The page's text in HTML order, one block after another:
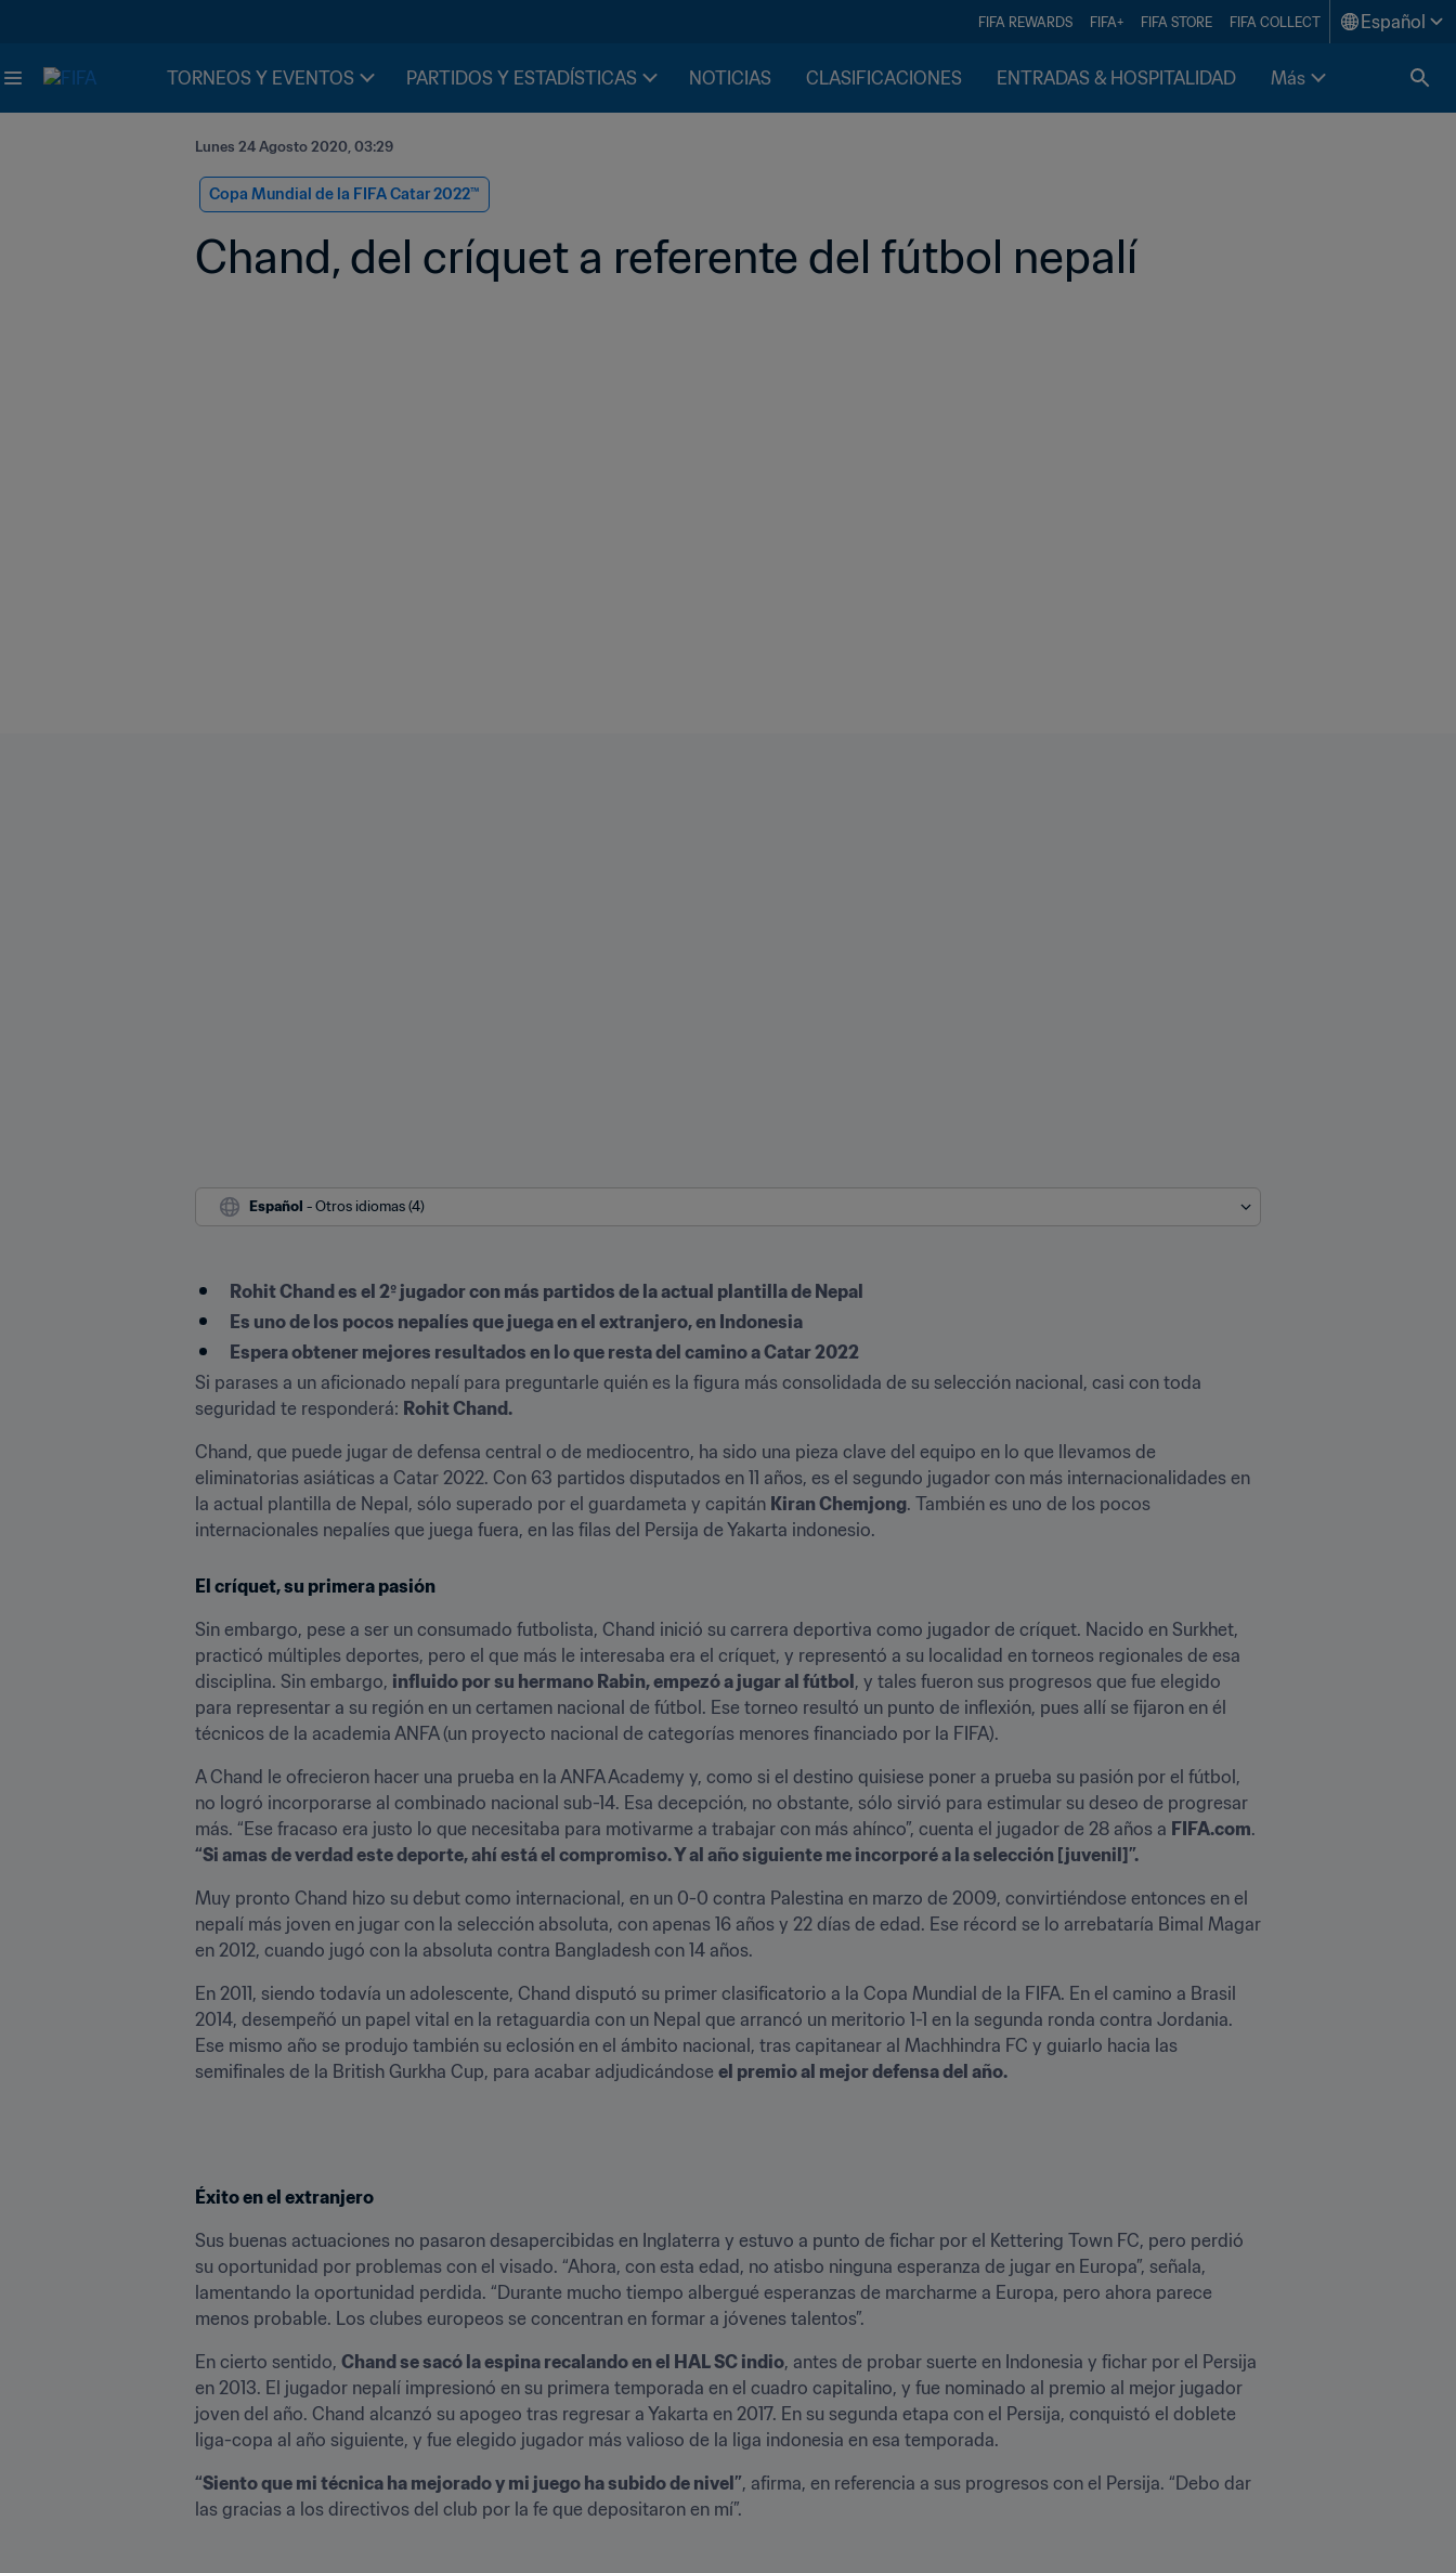
FIFA REWARDS FIFA+ FIFA STORE FIFA COLLECT Español
TORNEOS Y EVENTOS PARTIDOS Y ESTADÍSTICAS NOTICIAS CLASIFICACIONES ENTRADAS & HOSPITALIDAD Más
Lunes 24 Agosto 2020, 03:29
Copa Mundial de la FIFA Catar 2022™
Chand, del críquet a referente del fútbol nepalí
Español - Otros idiomas (4)
Rohit Chand es el 2º jugador con más partidos de la actual plantilla de Nepal
Es uno de los pocos nepalíes que juega en el extranjero, en Indonesia
Espera obtener mejores resultados en lo que resta del camino a Catar 2022
Si parases a un aficionado nepalí para preguntarle quién es la figura más consolidada de su selección nacional, casi con toda
seguridad te responderá: Rohit Chand.
Chand, que puede jugar de defensa central o de mediocentro, ha sido una pieza clave del equipo en lo que llevamos de
eliminatorias asiáticas a Catar 2022. Con 63 partidos disputados en 11 años, es el segundo jugador con más internacionalidades en
la actual plantilla de Nepal, sólo superado por el guardameta y capitán Kiran Chemjong. También es uno de los pocos
internacionales nepalíes que juega fuera, en las filas del Persija de Yakarta indonesio.
El críquet, su primera pasión
Sin embargo, pese a ser un consumado futbolista, Chand inició su carrera deportiva como jugador de críquet. Nacido en Surkhet,
practicó múltiples deportes, pero el que más le interesaba era el críquet, y representó a su localidad en torneos regionales de esa
disciplina. Sin embargo, influido por su hermano Rabin, empezó a jugar al fútbol, y tales fueron sus progresos que fue elegido
para representar a su región en un certamen nacional de fútbol. Ese torneo resultó un punto de inflexión, pues allí se fijaron en él
técnicos de la academia ANFA (un proyecto nacional de categorías menores financiado por la FIFA).
A Chand le ofrecieron hacer una prueba en la ANFA Academy y, como si el destino quisiese poner a prueba su pasión por el fútbol,
no logró incorporarse al combinado nacional sub-14. Esa decepción, no obstante, sólo sirvió para estimular su deseo de progresar
más. “Ese fracaso era justo lo que necesitaba para motivarme a trabajar con más ahínco”, cuenta el jugador de 28 años a FIFA.com
“Si amas de verdad este deporte, ahí está el compromiso. Y al año siguiente me incorporé a la selección [juvenil]”.
Muy pronto Chand hizo su debut como internacional, en un 0-0 contra Palestina en marzo de 2009, convirtiéndose entonces en el
nepalí más joven en jugar con la selección absoluta, con apenas 16 años y 22 días de edad. Ese récord se lo arrebataría Bimal Magar
en 2012, cuando jugó con la absoluta contra Bangladesh con 14 años.
En 2011, siendo todavía un adolescente, Chand disputó su primer clasificatorio a la Copa Mundial de la FIFA. En el camino a Brasil
2014, desempeñó un papel vital en la retaguardia con un Nepal que arrancó un meritorio 1-1 en la segunda ronda contra Jordania.
Ese mismo año se produjo también su eclosión en el ámbito nacional, tras capitanear al Machhindra FC y guiarlo hacia las
semifinales de la British Gurkha Cup, para acabar adjudicándose el premio al mejor defensa del año.
Éxito en el extranjero
Sus buenas actuaciones no pasaron desapercibidas en Inglaterra y estuvo a punto de fichar por el Kettering Town FC, pero perdió
su oportunidad por problemas con el visado. “Ahora, con esta edad, no atisbo ninguna esperanza de jugar en Europa”, señala,
lamentando la oportunidad perdida. “Durante mucho tiempo albergué esperanzas de marcharme a Europa, pero ahora parece
menos probable. Los clubes europeos se concentran en formar a jóvenes talentos”.
En cierto sentido, Chand se sacó la espina recalando en el HAL SC indio, antes de probar suerte en Indonesia y fichar por el Persija
en 2013. El jugador nepalí impresionó en su primera temporada en el cuadro capitalino, y fue nominado al premio al mejor jugador
joven del año. Chand alcanzó su apogeo tras regresar a Yakarta en 2017. En su segunda etapa con el Persija, conquistó el doblete
liga-copa al año siguiente, y fue elegido jugador más valioso de la liga indonesia en esa temporada.
“Siento que mi técnica ha mejorado y mi juego ha subido de nivel”, afirma, en referencia a sus progresos con el Persija. “Debo dar
las gracias a los directivos del club por la fe que depositaron en mí”.